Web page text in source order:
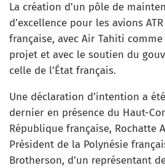
La création d’un pôle de
d’excellence pour les avions
française, avec Air Tahiti
projet et avec le soutien du
celle de l’État français.
Une déclaration d’intention a
dernier en présence du Haut-
République française, Rochatte
Président de la Polynésie
Brotherson, d’un représentant